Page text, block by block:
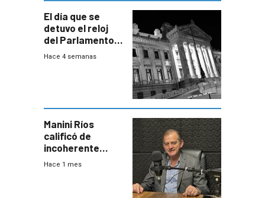
El día que se
detuvo el reloj
del Parlamento
para negociar
Hace 4 semanas
Manini Ríos
calificó de
incoherente
decisión de
Hace 1 mes